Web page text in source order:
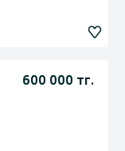
600 000 тг.